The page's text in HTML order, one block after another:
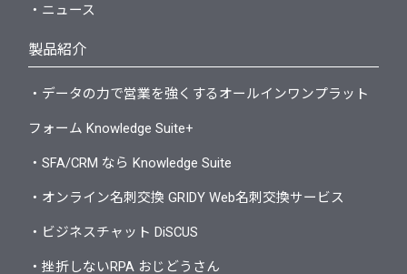
・ニュース
製品紹介
・データの力で営業を強くするオールインワンプラット
フォーム Knowledge Suite+
・SFA/CRM なら Knowledge Suite
・オンライン名刺交換 GRIDY Web名刺交換サービス
・ビジネスチャット DiSCUS
・挫折しないRPA おじどうさん